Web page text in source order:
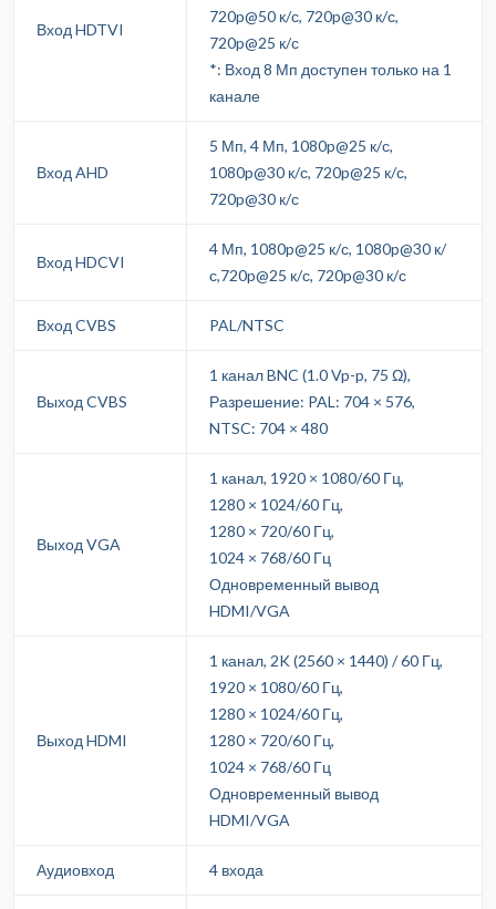
Вход HDTVI
720p@50 к/с, 720p@30 к/с,
720p@25 к/с
*: Вход 8 Мп доступен только на 1
канале
Вход AHD
5 Мп, 4 Мп, 1080p@25 к/с,
1080p@30 к/с, 720p@25 к/с,
720p@30 к/с
Вход HDCVI
4 Мп, 1080p@25 к/с, 1080p@30 к/
с,720p@25 к/с, 720p@30 к/с
Вход CVBS PAL/NTSC
Выход CVBS
1 канал BNC (1.0 Vp-p, 75 Ω),
Разрешение: PAL: 704 × 576,
NTSC: 704 × 480
Выход VGA
1 канал, 1920 × 1080/60 Гц,
1280 × 1024/60 Гц,
1280 × 720/60 Гц,
1024 × 768/60 Гц
Одновременный вывод
HDMI/VGA
Выход HDMI
1 канал, 2K (2560 × 1440) / 60 Гц,
1920 × 1080/60 Гц,
1280 × 1024/60 Гц,
1280 × 720/60 Гц,
1024 × 768/60 Гц
Одновременный вывод
HDMI/VGA
Аудиовход 4 входа